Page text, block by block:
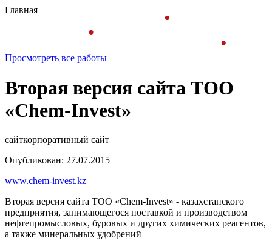
Главная
Просмотреть все работы
Вторая версия сайта ТОО
«Chem-Invest»
сайткорпоративный сайт
Опубликован: 27.07.2015
www.chem-invest.kz
Вторая версия сайта ТОО «Chem-Invest» - казахстанского
предприятия, занимающегося поставкой и производством
нефтепромысловых, буровых и других химических реагентов,
а также минеральных удобрений